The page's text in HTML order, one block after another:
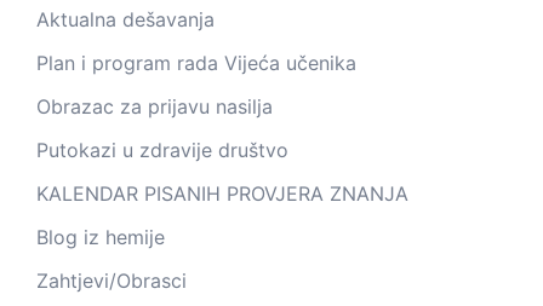
Aktualna dešavanja
Plan i program rada Vijeća učenika
Obrazac za prijavu nasilja
Putokazi u zdravije društvo
KALENDAR PISANIH PROVJERA ZNANJA
Blog iz hemije
Zahtjevi/Obrasci